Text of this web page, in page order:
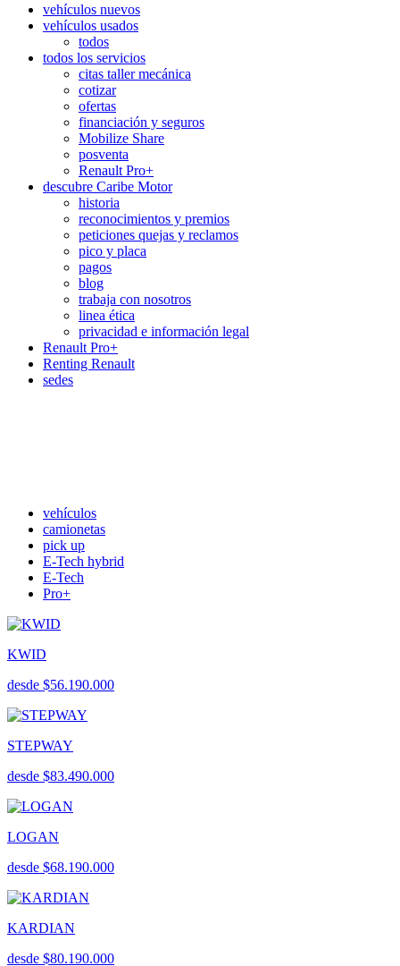
vehículos nuevos
vehículos usados
todos
todos los servicios
citas taller mecánica
cotizar
ofertas
financiación y seguros
Mobilize Share
posventa
Renault Pro+
descubre Caribe Motor
historia
reconocimientos y premios
peticiones quejas y reclamos
pico y placa
pagos
blog
trabaja con nosotros
linea ética
privacidad e información legal
Renault Pro+
Renting Renault
sedes
vehículos
camionetas
pick up
E-Tech hybrid
E-Tech
Pro+
KWID
desde $56.190.000
STEPWAY
desde $83.490.000
LOGAN
desde $68.190.000
KARDIAN
desde $80.190.000